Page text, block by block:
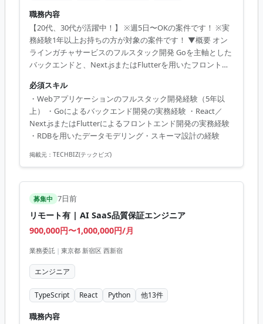
職務内容
【20代、30代が活躍中！】 ※週5日〜OKの案件です！ ※実
務経験1年以上お持ちの方が対象の案件です！ ▼概要 オン
ラインガチャサービスのフルスタック開発 Goを主軸とした
バックエンドと、Next.jsまたはFlutterを用いたフロントエ
までを一貫してリードしていただきます。 「人間が手でコ
ードを書く」工程を原則廃止し、Claude Code、Cursor、
MCPなどを用いたAI協働開発を前提としています。AIを活
用した高速な開発サイクルの中で、ユーザーに届く価値を
エンドツーエンドで生み出していただくポジションです。
（工程）企画、設計、実装、リリース、運用、保守 ...
必須スキル
・Webアプリケーションのフルスタック開発経験（5年以
上） ・Goによるバックエンド開発の実務経験 ・React／
Next.jsまたはFlutterによるフロントエンド開発の実務経験
・RDBを用いたデータモデリング・スキーマ設計の経験
掲載元： TECHBIZ(テックビズ)
募集中 7日前
リモート有 | AI SaaS品質保証エンジニア
900,000円〜1,000,000円/月
業務委託 | 東京都 新宿区 西新宿
エンジニア
TypeScript React Python 他13件
職務内容